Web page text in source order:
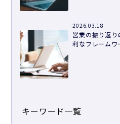
2026.03.18
営業の振り返
利なフレームワ
キーワード一覧